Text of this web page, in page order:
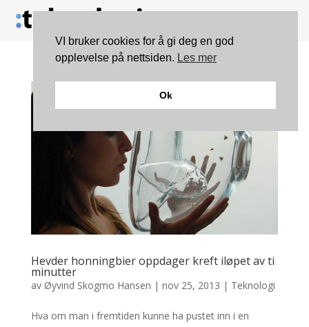
Hevder honningbier oppdager kreft iløpet av ti
minutter
av Øyvind Skogmo Hansen | nov 25, 2013 | Teknologi
Hva om man i fremtiden kunne ha pustet inn i en
VI bruker cookies for å gi deg en god
opplevelse på nettsiden. Les mer
Ok